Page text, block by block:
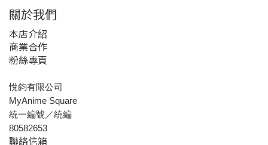
關於我們
本店介紹
商業合作
粉絲專頁
悅鈞有限公司
MyAnime Square
統一編號／統編
80582653
聯絡信箱